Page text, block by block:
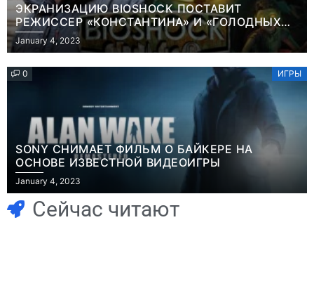
ЭКРАНИЗАЦИЮ BIOSHOCK ПОСТАВИТ
РЕЖИССЕР «КОНСТАНТИНА» И «ГОЛОДНЫХ
ИГР»
January 4, 2023
0 ИГРЫ
SONY СНИМАЕТ ФИЛЬМ О БАЙКЕРЕ НА
ОСНОВЕ ИЗВЕСТНОЙ ВИДЕОИГРЫ
January 4, 2023
Сейчас читают
Игры
Часть геймеров
считает, что мы
Победительница
«Неймовірних